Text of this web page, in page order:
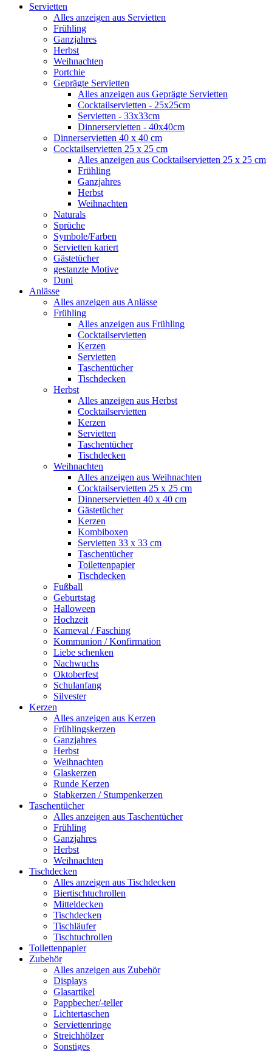
Servietten
Alles anzeigen aus Servietten
Frühling
Ganzjahres
Herbst
Weihnachten
Portchie
Geprägte Servietten
Alles anzeigen aus Geprägte Servietten
Cocktailservietten - 25x25cm
Servietten - 33x33cm
Dinnerservietten - 40x40cm
Dinnerservietten 40 x 40 cm
Cocktailservietten 25 x 25 cm
Alles anzeigen aus Cocktailservietten 25 x 25 cm
Frühling
Ganzjahres
Herbst
Weihnachten
Naturals
Sprüche
Symbole/Farben
Servietten kariert
Gästetücher
gestanzte Motive
Duni
Anlässe
Alles anzeigen aus Anlässe
Frühling
Alles anzeigen aus Frühling
Cocktailservietten
Kerzen
Servietten
Taschentücher
Tischdecken
Herbst
Alles anzeigen aus Herbst
Cocktailservietten
Kerzen
Servietten
Taschentücher
Tischdecken
Weihnachten
Alles anzeigen aus Weihnachten
Cocktailservietten 25 x 25 cm
Dinnerservietten 40 x 40 cm
Gästetücher
Kerzen
Kombiboxen
Servietten 33 x 33 cm
Taschentücher
Toilettenpapier
Tischdecken
Fußball
Geburtstag
Halloween
Hochzeit
Karneval / Fasching
Kommunion / Konfirmation
Liebe schenken
Nachwuchs
Oktoberfest
Schulanfang
Silvester
Kerzen
Alles anzeigen aus Kerzen
Frühlingskerzen
Ganzjahres
Herbst
Weihnachten
Glaskerzen
Runde Kerzen
Stabkerzen / Stumpenkerzen
Taschentücher
Alles anzeigen aus Taschentücher
Frühling
Ganzjahres
Herbst
Weihnachten
Tischdecken
Alles anzeigen aus Tischdecken
Biertischtuchrollen
Mitteldecken
Tischdecken
Tischläufer
Tischtuchrollen
Toilettenpapier
Zubehör
Alles anzeigen aus Zubehör
Displays
Glasartikel
Pappbecher/-teller
Lichtertaschen
Serviettenringe
Streichhölzer
Sonstiges